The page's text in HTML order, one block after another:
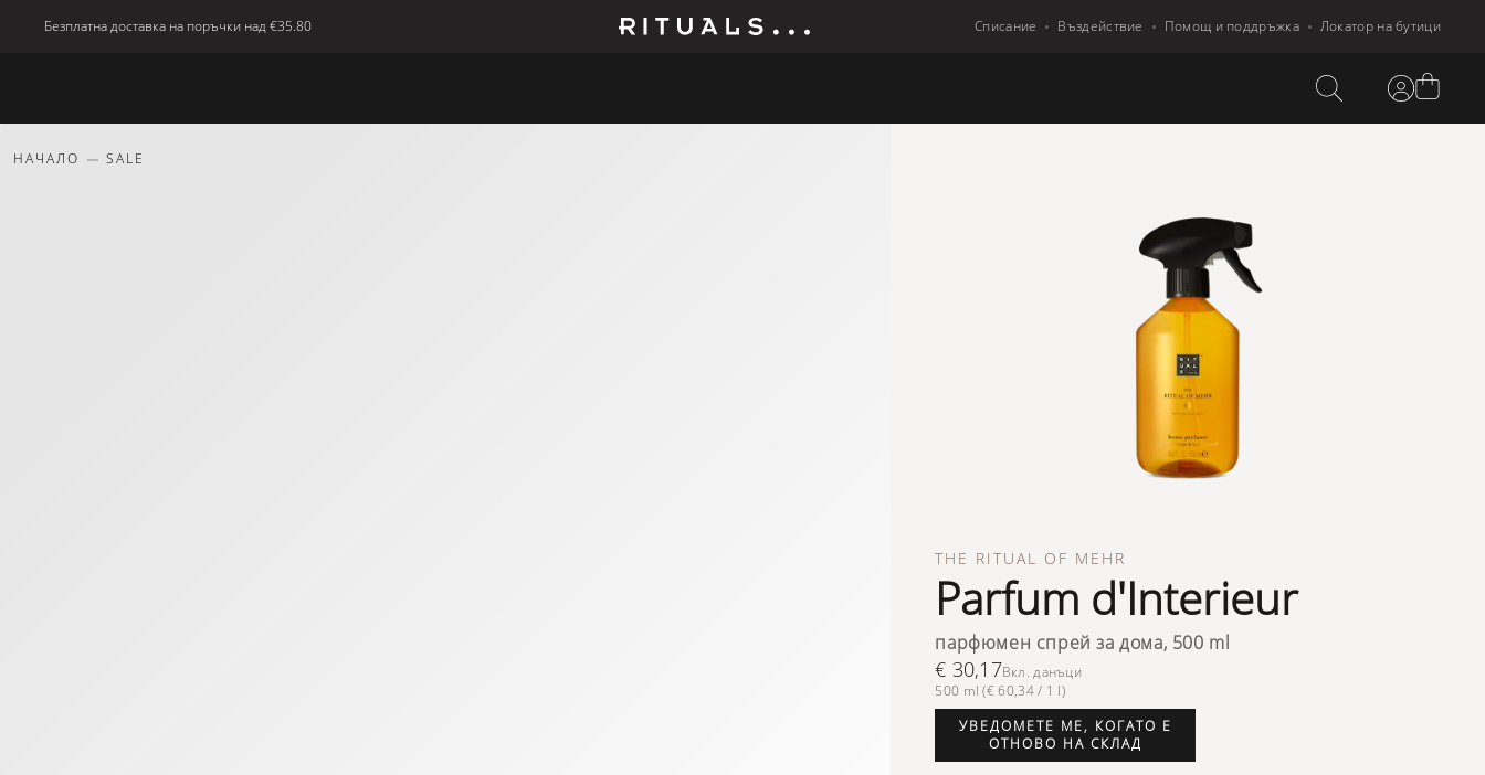
Безплатна доставка на поръчки над€35.80 Списание Въздействие Помощ и поддръжка Локатор на бутици
НАЧАЛО SALE
THE RITUAL OF MEHR
Parfum d'Interieur
парфюмен спрей за дома, 500 ml
€ 30,17Вкл. данъци
500 ml (€ 60,34 / 1 l)
УВЕДОМЕТЕ МЕ, КОГАТО Е
ОТНОВО НА СКЛАД